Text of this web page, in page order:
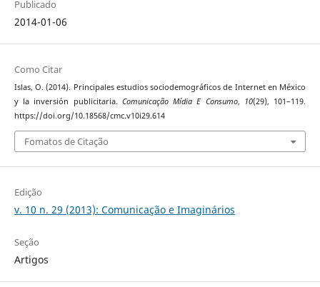
Publicado
2014-01-06
Como Citar
Islas, O. (2014). Principales estudios sociodemográficos de Internet en México
y la inversión publicitaria. Comunicação Mídia E Consumo, 10(29), 101–119.
https://doi.org/10.18568/cmc.v10i29.614
Fomatos de Citação
Edição
v. 10 n. 29 (2013): Comunicação e Imaginários
Seção
Artigos